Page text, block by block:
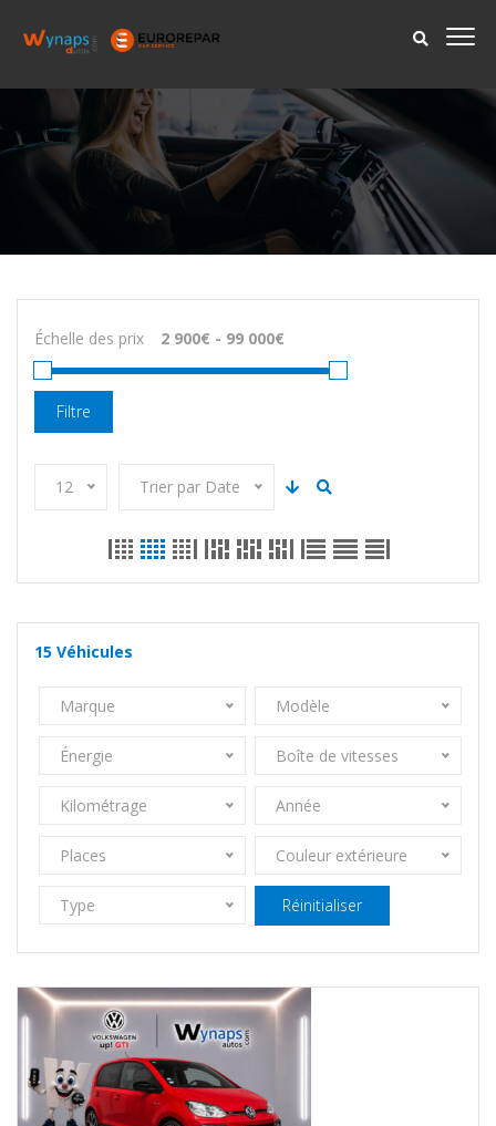
Échelle des prix
Filtre
12 Trier par Date
15 Véhicules
Marque Modèle
Énergie Boîte de vitesses
Kilométrage Année
Places Couleur extérieure
Type Réinitialiser